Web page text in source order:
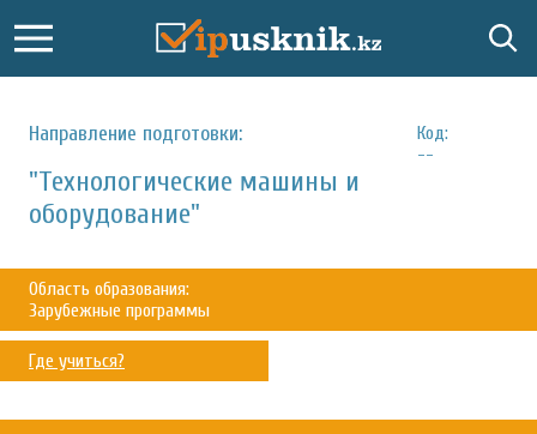
Направление подготовки:
Код:
--
"Технологические машины и
оборудование"
Область образования:
Зарубежные программы
Где учиться?